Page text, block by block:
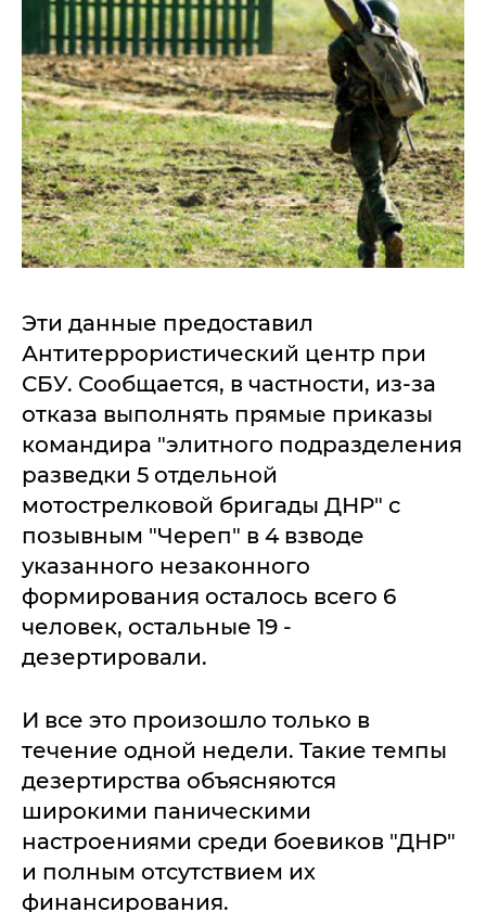
Эти данные предоставил
Антитеррористический центр при
СБУ. Сообщается, в частности, из-за
отказа выполнять прямые приказы
командира "элитного подразделения
разведки 5 отдельной
мотострелковой бригады ДНР" с
позывным "Череп" в 4 взводе
указанного незаконного
формирования осталось всего 6
человек, остальные 19 -
дезертировали.
И все это произошло только в
течение одной недели. Такие темпы
дезертирства объясняются
широкими паническими
настроениями среди боевиков "ДНР"
и полным отсутствием их
финансирования.